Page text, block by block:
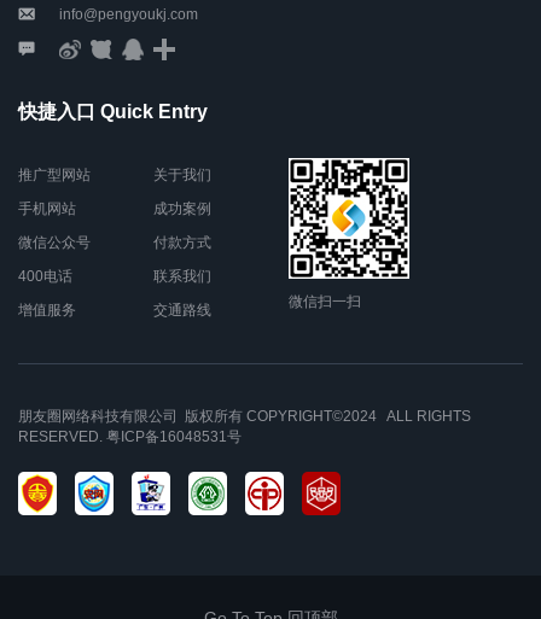
info@pengyoukj.com
快捷入口 Quick Entry
推广型网站
手机网站
微信公众号
400电话
增值服务
关于我们
成功案例
付款方式
联系我们
交通路线
微信扫一扫
朋友圈网络科技有限公司 版权所有 COPYRIGHT©2024 ALL RIGHTS
RESERVED. 粤ICP备16048531号